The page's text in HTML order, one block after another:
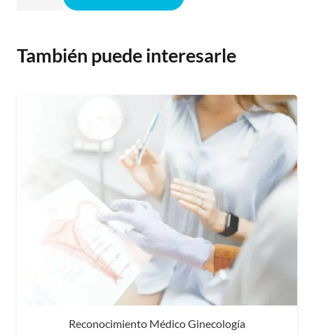
cantidad
También puede interesarle
Reconocimiento Médico Ginecología